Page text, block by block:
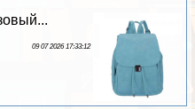
09 07 2026 17:33:12